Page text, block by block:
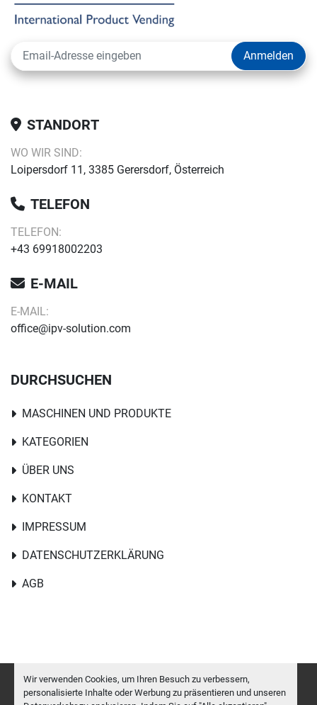
Wir verwenden Cookies, um Ihren Besuch zu verbessern,
personalisierte Inhalte oder Werbung zu präsentieren und unseren
Anmelden
STANDORT
WO WIR SIND:
Loipersdorf 11, 3385 Gerersdorf, Österreich
TELEFON
TELEFON:
+43 69918002203
E-MAIL
E-MAIL:
office@ipv-solution.com
DURCHSUCHEN
MASCHINEN UND PRODUKTE
KATEGORIEN
ÜBER UNS
KONTAKT
IMPRESSUM
DATENSCHUTZERKLÄRUNG
AGB